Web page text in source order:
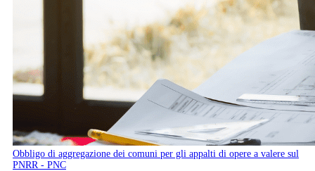
Obbligo di aggregazione dei comuni per gli appalti di opere a valere sul
PNRR - PNC